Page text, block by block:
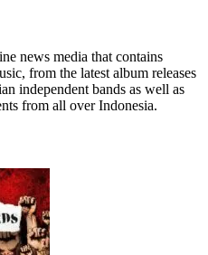
news media that contains
from the latest album releases
independent bands as well as
from all over Indonesia.